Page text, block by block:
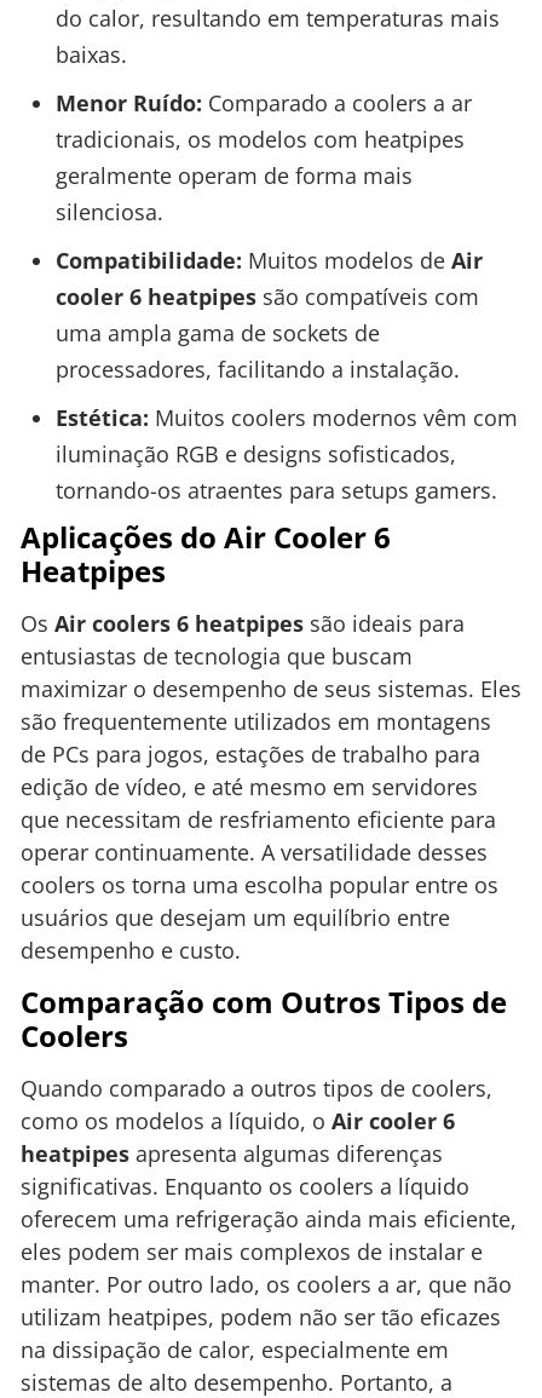
do calor, resultando em temperaturas mais
baixas.
Menor Ruído: Comparado a coolers a ar
tradicionais, os modelos com heatpipes
geralmente operam de forma mais
silenciosa.
Compatibilidade: Muitos modelos de Air
cooler 6 heatpipessão compatíveis com
uma ampla gama de sockets de
processadores, facilitando a instalação.
Estética: Muitos coolers modernos vêm com
iluminação RGB e designs sofisticados,
tornando-os atraentes para setups gamers.
Aplicações do Air Cooler 6
Heatpipes
Os Air coolers 6 heatpipes são ideais para
entusiastas de tecnologia que buscam
maximizar o desempenho de seus sistemas. Eles
são frequentemente utilizados em montagens
de PCs para jogos, estações de trabalho para
edição de vídeo, e até mesmo em servidores
que necessitam de resfriamento eficiente para
operar continuamente. A versatilidade desses
coolers os torna uma escolha popular entre os
usuários que desejam um equilíbrio entre
desempenho e custo.
Comparação com Outros Tipos de
Coolers
Quando comparado a outros tipos de coolers,
como os modelos a líquido, o Air cooler 6
heatpipes apresenta algumas diferenças
significativas. Enquanto os coolers a líquido
oferecem uma refrigeração ainda mais eficiente,
eles podem ser mais complexos de instalar e
manter. Por outro lado, os coolers a ar, que não
utilizam heatpipes, podem não ser tão eficazes
na dissipação de calor, especialmente em
sistemas de alto desempenho. Portanto, a